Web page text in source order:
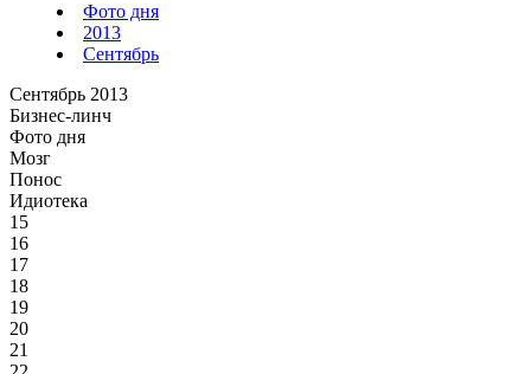
Фото дня
2013
Сентябрь
Сентябрь 2013
Бизнес-линч
Фото дня
Мозг
Понос
Идиотека
15
16
17
18
19
20
21